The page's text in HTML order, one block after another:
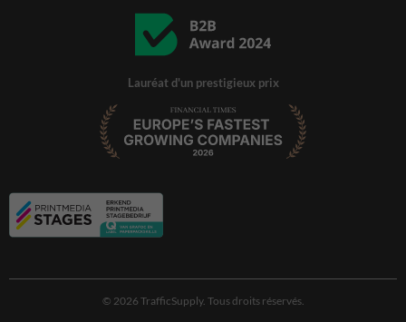
Lauréat d'un prestigieux prix
© 2026 TrafficSupply. Tous droits réservés.